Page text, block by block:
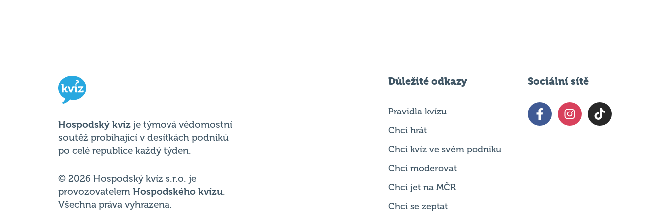
Hospodský kvíz je týmová vědomostní
soutěž probíhající v desítkách podniků
po celé republice každý týden.
© 2026 Hospodský kvíz s.r.o. je
provozovatelem Hospodského kvízu.
Všechna práva vyhrazena.
Důležité odkazy
Pravidla kvízu
Chci hrát
Chci kvíz ve svém podniku
Chci moderovat
Chci jet na MČR
Chci se zeptat
Sociální sítě